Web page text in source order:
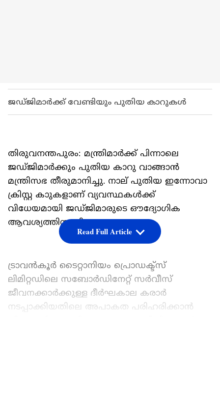
ജഡ്ജിമാർക്ക് വേണ്ടിയും പുതിയ കാറുകൾ
തിരുവനന്തപുരം: മന്ത്രിമാർക്ക് പിന്നാലെ
ജഡ്ജിമാ‌ർക്കും പുതിയ കാറു വാങ്ങാൻ
മന്ത്രിസഭ തീരുമാനിച്ചു. നാല് പുതിയ ഇന്നോവാ
ക്രിസ്റ്റ കാുകളാണ് വ്യവസ്ഥകൾക്ക്
വിധേയമായി ജഡ്ജിമാരുടെ ഔദ്യോ​ഗിക
ആവശ്യത്തിനായി വാങ്ങുക.
ട്രാവന്‍കൂര്‍ ടൈറ്റാനിയം പ്രൊഡക്ട്‌സ്
ലിമിറ്റഡിലെ സബോര്‍ഡിനേറ്റ് സര്‍വീസ്
ജീവനക്കാര്‍ക്കുള്ള ദീര്‍ഘകാല കരാര്‍
നടപ്പാക്കിയതിലെ അപാകത പരിഹരിക്കാന്‍
Read Full Article